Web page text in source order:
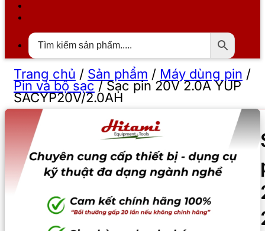
Trang chủ / Sản phẩm / Máy dùng pin /
Pin và bộ sạc/Sạc pin 20V 2.0A YUP
SACYP20V/2.0AH